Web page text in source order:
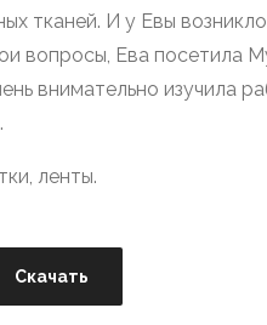
тканей. И у Евы
вопросы, Ева посетила
внимательно изучила
ленты.
Скачать